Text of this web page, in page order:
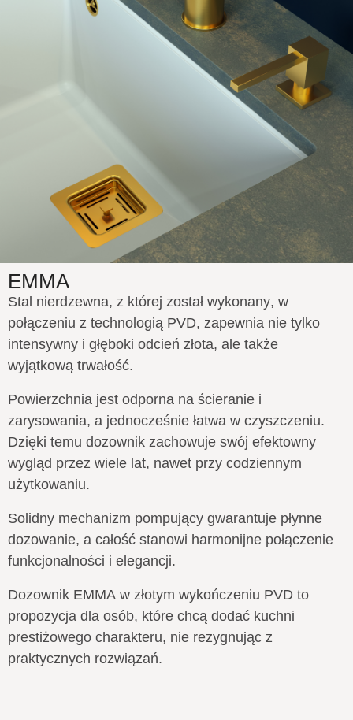
EMMA
Stal nierdzewna, z której został wykonany, w
połączeniu z technologią PVD, zapewnia nie tylko
intensywny i głęboki odcień złota, ale także
wyjątkową trwałość.
Powierzchnia jest odporna na ścieranie i
zarysowania, a jednocześnie łatwa w czyszczeniu.
Dzięki temu dozownik zachowuje swój efektowny
wygląd przez wiele lat, nawet przy codziennym
użytkowaniu.
Solidny mechanizm pompujący gwarantuje płynne
dozowanie, a całość stanowi harmonijne połączenie
funkcjonalności i elegancji.
Dozownik EMMA w złotym wykończeniu PVD to
propozycja dla osób, które chcą dodać kuchni
prestiżowego charakteru, nie rezygnując z
praktycznych rozwiązań.